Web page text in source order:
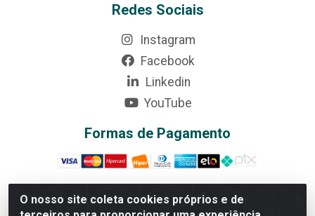
O nosso site coleta cookies próprios e de
Redes Sociais
Instagram
Facebook
Linkedin
YouTube
Formas de Pagamento